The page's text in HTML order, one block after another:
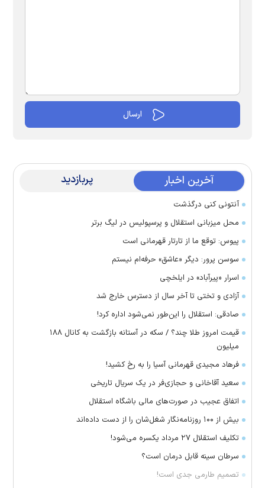
آخرین اخبار پربازدید
آنتونی کنی درگذشت
محل میزبانی استقلال و پرسپولیس در لیگ برتر
پیوس: توقع ما از تارتار قهرمانی است
سوسن پرور: دیگر «عاشق» حرفه‌ام نیستم
اسرار «پیرآباد» در ایلخچی
آزادی و تختی تا آخر سال از دسترس خارج شد
صادقی: استقلال را این‌طور نمی‌شود اداره کرد!
قیمت امروز طلا چند؟ / سکه در آستانه بازگشت به کانال ۱۸۸
میلیون
فرهاد مجیدی قهرمانی آسیا را به رخ کشید!
سعید آقاخانی و حجازی‌فر در یک سریال تاریخی
اتفاق عجیب در صورت‌های مالی باشگاه استقلال
بیش از ۱۰۰ روزنامه‌نگار شغل‌شان را از دست داده‌اند
تکلیف استقلال ۲۷ مرداد یکسره می‌شود!
سرطان سینه قابل درمان است؟
تصمیم طارمی جدی است!